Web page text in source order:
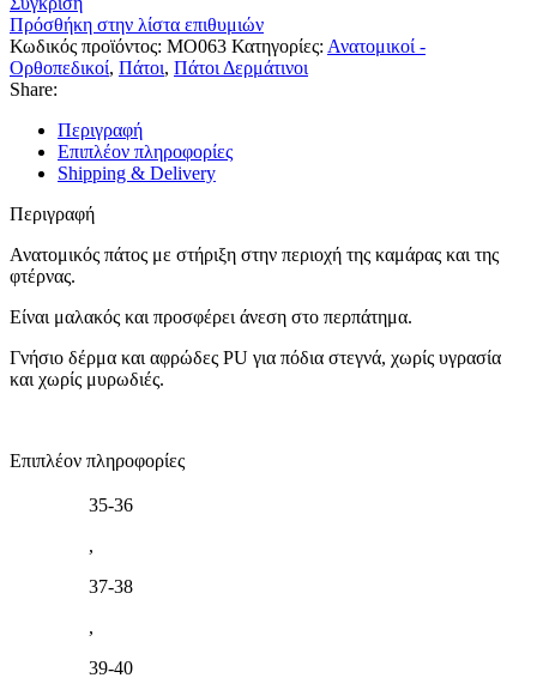
Πρόσθήκη στην λίστα επιθυμιών
Κωδικός προϊόντος: MO063 Κατηγορίες: Ανατομικοί -
Ορθοπεδικοί, Πάτοι, Πάτοι Δερμάτινοι
Share:
Περιγραφή
Επιπλέον πληροφορίες
Shipping & Delivery
Περιγραφή
Ανατομικός πάτος με στήριξη στην περιοχή της καμάρας και της
φτέρνας.
Είναι μαλακός και προσφέρει άνεση στο περπάτημα.
Γνήσιο δέρμα και αφρώδες PU για πόδια στεγνά, χωρίς υγρασία
και χωρίς μυρωδιές.
Επιπλέον πληροφορίες
35-36
,
37-38
,
39-40